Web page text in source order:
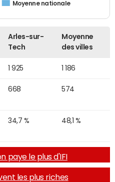
Moyenne nationale
Arles-sur-
Tech
Moyenne
des villes
1 925 1 186
668 574
34,7 % 48,1 %
paye le plus d'IFI
les plus riches